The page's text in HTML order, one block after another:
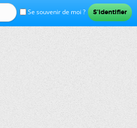
Se souvenir de moi ?